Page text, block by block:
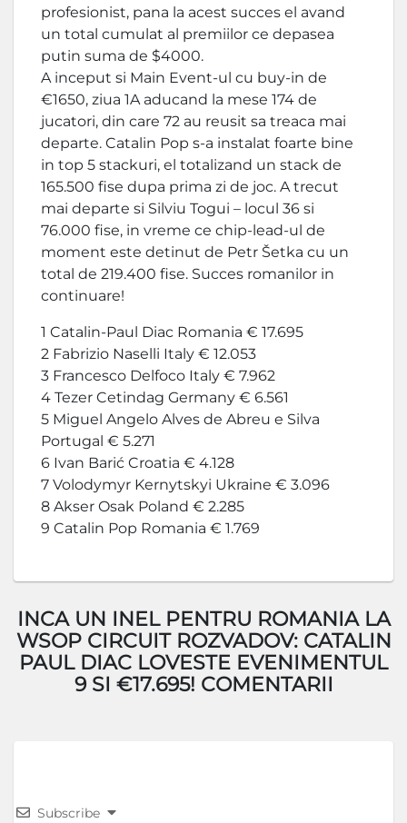
profesionist, pana la acest succes el avand
un total cumulat al premiilor ce depasea
putin suma de $4000.
A inceput si Main Event-ul cu buy-in de
€1650, ziua 1A aducand la mese 174 de
jucatori, din care 72 au reusit sa treaca mai
departe. Catalin Pop s-a instalat foarte bine
in top 5 stackuri, el totalizand un stack de
165.500 fise dupa prima zi de joc. A trecut
mai departe si Silviu Togui – locul 36 si
76.000 fise, in vreme ce chip-lead-ul de
moment este detinut de Petr Šetka cu un
total de 219.400 fise. Succes romanilor in
continuare!
1 Catalin-Paul Diac Romania € 17.695
2 Fabrizio Naselli Italy € 12.053
3 Francesco Delfoco Italy € 7.962
4 Tezer Cetindag Germany € 6.561
5 Miguel Angelo Alves de Abreu e Silva
Portugal € 5.271
6 Ivan Barić Croatia € 4.128
7 Volodymyr Kernytskyi Ukraine € 3.096
8 Akser Osak Poland € 2.285
9 Catalin Pop Romania € 1.769
INCA UN INEL PENTRU ROMANIA LA
WSOP CIRCUIT ROZVADOV: CATALIN
PAUL DIAC LOVESTE EVENIMENTUL
9 SI €17.695! COMENTARII
Subscribe